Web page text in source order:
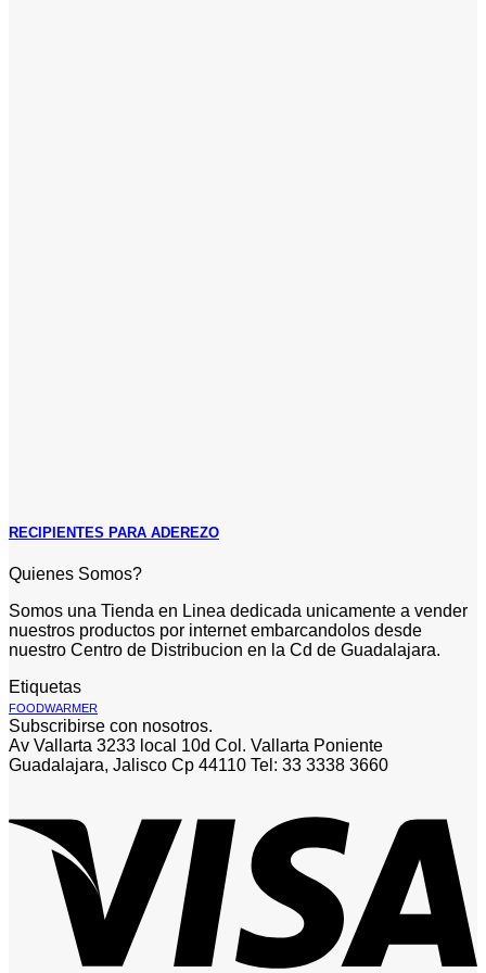
RECIPIENTES PARA ADEREZO
Quienes Somos?
Somos una Tienda en Linea dedicada unicamente a vender
nuestros productos por internet embarcandolos desde
nuestro Centro de Distribucion en la Cd de Guadalajara.
Etiquetas
FOODWARMER
Subscribirse con nosotros.
Av Vallarta 3233 local 10d Col. Vallarta Poniente
Guadalajara, Jalisco Cp 44110 Tel: 33 3338 3660